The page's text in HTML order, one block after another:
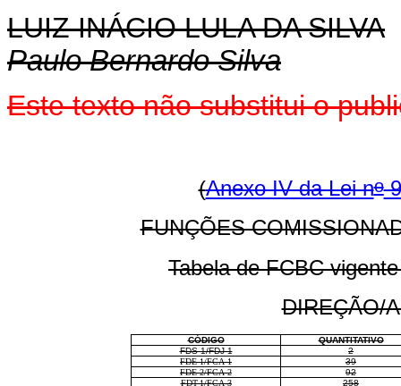
LUIZ INÁCIO LULA DA SILVA
Paulo Bernardo Silva
Este texto não substitui o
(Anexo IV da Lei no
FUNÇÕES
Tabela de FCBC
DIREÇÃO/
CÓDIGO
QUANTITATIVO
FDS-1/FDJ-1
2
FDE-1/FCA-1
39
FDE-2/FCA-2
92
FDT-1/FCA-3
258